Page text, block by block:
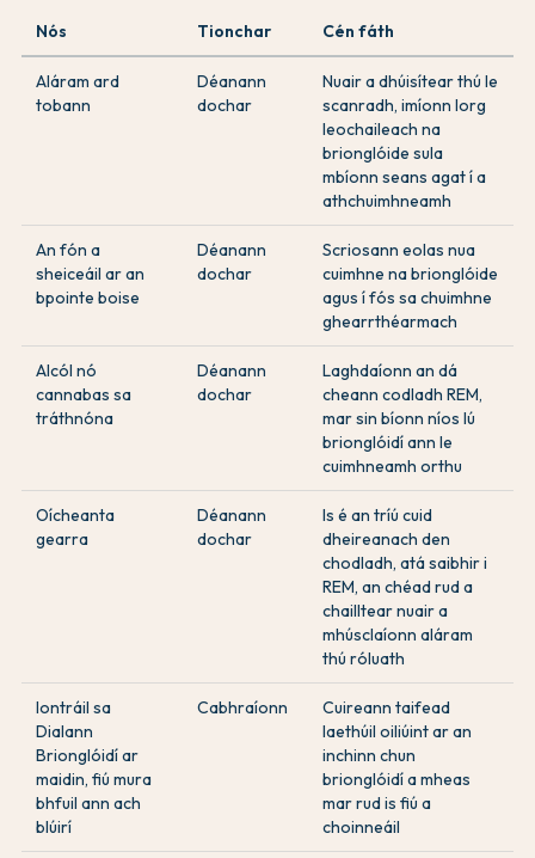
Nós Tionchar Cén fáth
Aláram ard
tobann
Déanann
dochar
Nuair a dhúisítear thú le
scanradh, imíonn lorg
leochaileach na
brionglóide sula
mbíonn seans agat í a
athchuimhneamh
An fón a
sheiceáil ar an
bpointe boise
Déanann
dochar
Scriosann eolas nua
cuimhne na brionglóide
agus í fós sa chuimhne
ghearrthéarmach
Alcól nó
cannabas sa
tráthnóna
Déanann
dochar
Laghdaíonn an dá
cheann codladh REM,
mar sin bíonn níos lú
brionglóidí ann le
cuimhneamh orthu
Oícheanta
gearra
Déanann
dochar
Is é an tríú cuid
dheireanach den
chodladh, atá saibhir i
REM, an chéad rud a
chailltear nuair a
mhúsclaíonn aláram
thú róluath
Iontráil sa
Dialann
Brionglóidí ar
maidin, fiú mura
bhfuil ann ach
blúirí
Cabhraíonn
Cuireann taifead
laethúil oiliúint ar an
inchinn chun
brionglóidí a mheas
mar rud is fiú a
choinneáil